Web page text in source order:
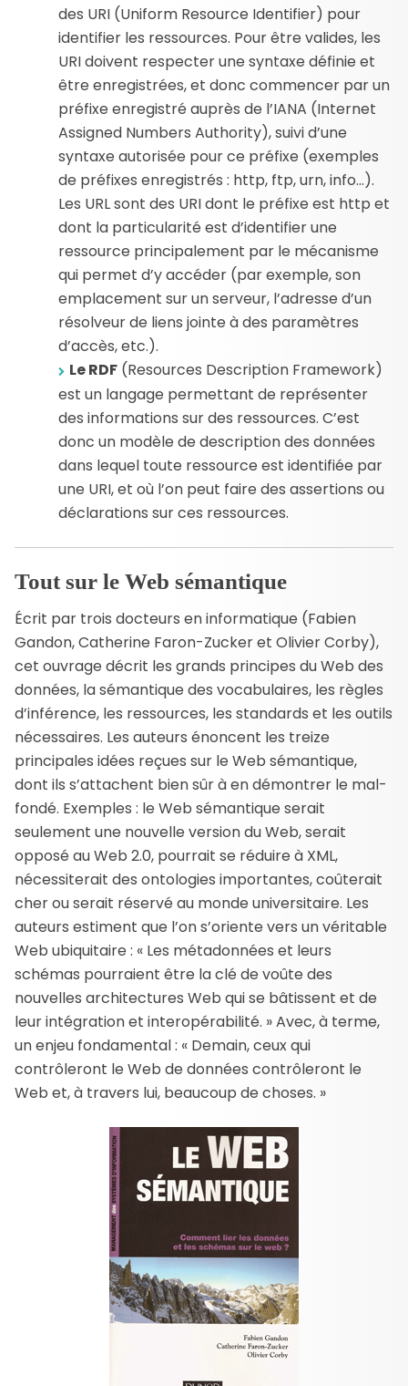
des URI (Uniform Resource Identifier) pour
identifier les ressources. Pour être valides, les
URI doivent respecter une syntaxe définie et
être enregistrées, et donc commencer par un
préfixe enregistré auprès de l’IANA (Internet
Assigned Numbers Authority), suivi d’une
syntaxe autorisée pour ce préfixe (exemples
de préfixes enregistrés : http, ftp, urn, info…).
Les URL sont des URI dont le préfixe est http et
dont la particularité est d’identifier une
ressource principalement par le mécanisme
qui permet d’y accéder (par exemple, son
emplacement sur un serveur, l’adresse d’un
résolveur de liens jointe à des paramètres
d’accès, etc.).
Le RDF (Resources Description Framework)
est un langage permettant de représenter
des informations sur des ressources. C’est
donc un modèle de description des données
dans lequel toute ressource est identifiée par
une URI, et où l’on peut faire des assertions ou
déclarations sur ces ressources.
Tout sur le Web sémantique
Écrit par trois docteurs en informatique (Fabien
Gandon, Catherine Faron-Zucker et Olivier Corby),
cet ouvrage décrit les grands principes du Web des
données, la sémantique des vocabulaires, les règles
d’inférence, les ressources, les standards et les outils
nécessaires. Les auteurs énoncent les treize
principales idées reçues sur le Web sémantique,
dont ils s’attachent bien sûr à en démontrer le mal-
fondé. Exemples : le Web sémantique serait
seulement une nouvelle version du Web, serait
opposé au Web 2.0, pourrait se réduire à XML,
nécessiterait des ontologies importantes, coûterait
cher ou serait réservé au monde universitaire. Les
auteurs estiment que l’on s’oriente vers un véritable
Web ubiquitaire : « Les métadonnées et leurs
schémas pourraient être la clé de voûte des
nouvelles architectures Web qui se bâtissent et de
leur intégration et interopérabilité. » Avec, à terme,
un enjeu fondamental : « Demain, ceux qui
contrôleront le Web de données contrôleront le
Web et, à travers lui, beaucoup de choses. »